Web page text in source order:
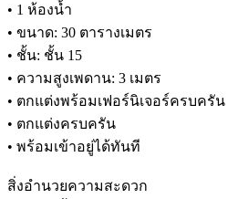
• 1 ห้องน้ำ
• ขนาด: 30 ตารางเมตร
• ชั้น: ชั้น 15
• ความสูงเพดาน: 3 เมตร
• ตกแต่งพร้อมเฟอร์นิเจอร์ครบครัน
• ตกแต่งครบครัน
• พร้อมเข้าอยู่ได้ทันที
สิ่งอำนวยความสะดวก